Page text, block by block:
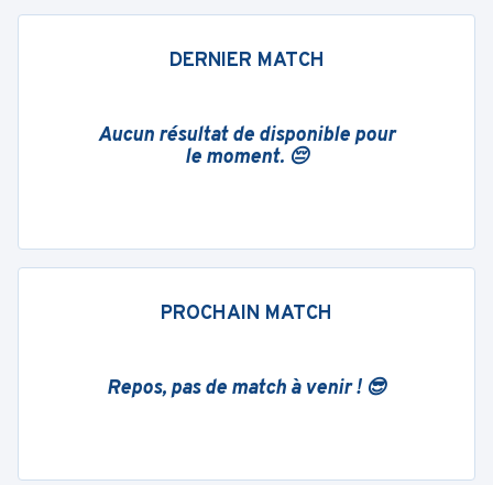
DERNIER MATCH
Aucun résultat de disponible pour
le moment. 😔
PROCHAIN MATCH
Repos, pas de match à venir ! 😎